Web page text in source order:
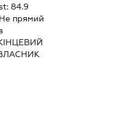
84.9
Не прямий